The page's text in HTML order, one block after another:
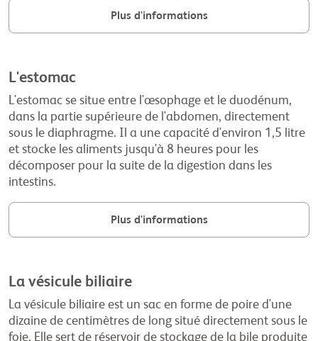
Plus d'informations
L'estomac
L'estomac se situe entre l'œsophage et le duodénum,
dans la partie supérieure de l'abdomen, directement
sous le diaphragme. Il a une capacité d'environ 1,5 litre
et stocke les aliments jusqu'à 8 heures pour les
décomposer pour la suite de la digestion dans les
intestins.
Plus d'informations
La vésicule biliaire
La vésicule biliaire est un sac en forme de poire d'une
dizaine de centimètres de long situé directement sous le
foie. Elle sert de réservoir de stockage de la bile produite